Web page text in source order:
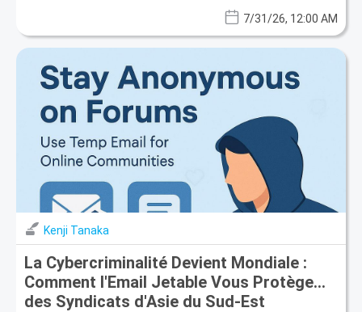
7/31/26, 12:00 AM
Kenji Tanaka
La Cybercriminalité Devient Mondiale :
Comment l'Email Jetable Vous Protège
des Syndicats d'Asie du Sud-Est